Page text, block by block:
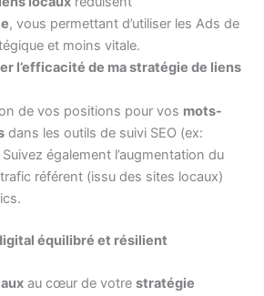
, vous permettant d’utiliser les Ads de
et moins vitale.
l’efficacité de ma stratégie de liens
de vos positions pour vos mots-
dans les outils de suivi SEO (ex:
également l’augmentation du
référent (issu des sites locaux)
équilibré et résilient
au cœur de votre stratégie